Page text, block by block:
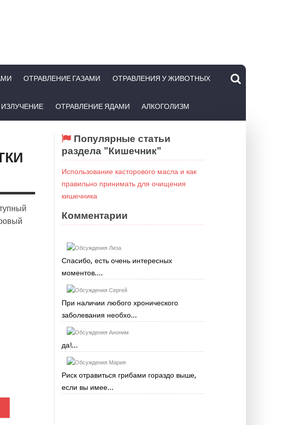
ОТРАВЛЕНИЕ ГАЗАМИ ОТРАВЛЕНИЯ У ЖИВОТНЫХ
ИЗЛУЧЕНИЕ ОТРАВЛЕНИЕ ЯДАМИ АЛКОГОЛИЗМ
Популярные статьи
раздела "Кишечник"
Использование касторового масла и как
правильно принимать для очищения
кишечника
Комментарии
Лиза
Спасибо, есть очень интересных
моментов....
Сергей
При наличии любого хронического
заболевания необхо...
Аноним
да!...
Мария
Риск отравиться грибами гораздо выше,
если вы имее...